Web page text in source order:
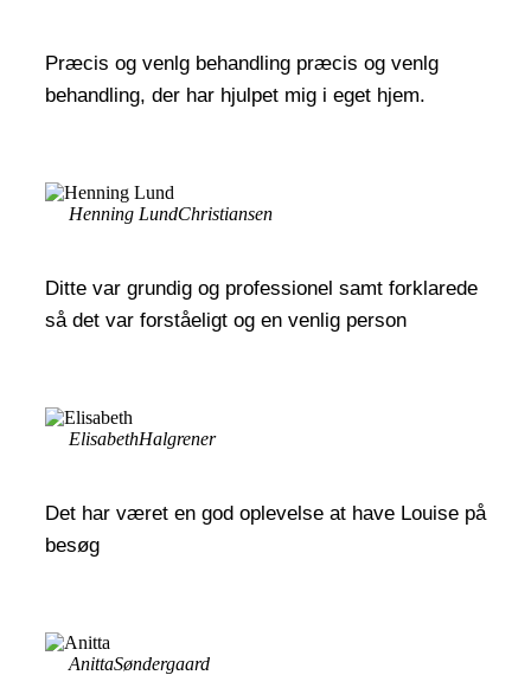
Præcis og venlg behandling præcis og venlg
behandling, der har hjulpet mig i eget hjem.
Henning LundChristiansen
Ditte var grundig og professionel samt forklarede
så det var forståeligt og en venlig person
ElisabethHalgrener
Det har været en god oplevelse at have Louise på
besøg
AnittaSøndergaard